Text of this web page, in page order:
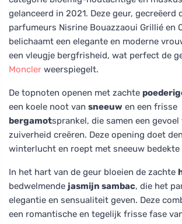
gelanceerd in 2021. Deze geur, gecreëerd
parfumeurs Nisrine Bouazzaoui Grillié en
belichaamt een elegante en moderne
een vleugje bergfrisheid, wat perfect de
Moncler weerspiegelt.
De topnoten openen met zachte
een koele noot van sneeuw en een frisse
bergamotsprankel, die samen een
zuiverheid creëren. Deze opening doet
winterlucht en roept met sneeuw
In het hart van de geur bloeien de zachte
bedwelmende jasmijn sambac, die het
elegantie en sensualiteit geven. Deze
een romantische en tegelijk frisse fase